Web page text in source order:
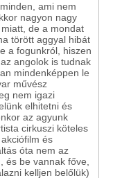
ami nem
nagyon nagy
de a mondat
törött aggyal hibát
a fogunkról, hiszen
angolok is tudnak
mindenképpen le
művész
nem igazi
elhitetni és
az agyunk
cirkuszi köteles
és
óta nem az
és be vannak főve,
kelljen belőlük)